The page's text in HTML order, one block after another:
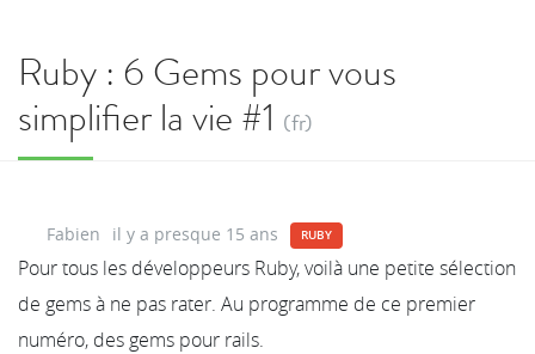
Ruby : 6 Gems pour vous
simplifier la vie #1 (fr)
Fabien il y a presque 15 ans RUBY
Pour tous les développeurs Ruby, voilà une petite sélection
de gems à ne pas rater. Au programme de ce premier
numéro, des gems pour rails.